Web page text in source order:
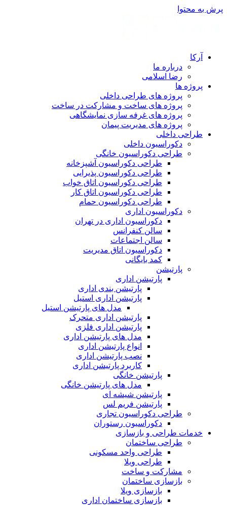
پرش به محتوا
آرکا
درباره ما
رضا اسلامی
پروژه ها
پروژه های طراحی داخلی
پروژه های ساخت و مشارکت در ساخت
پروژه های غرفه سازی نمایشگاهی
پروژه های مدیریت پیمان
طراحی داخلی
دکوراسیون داخلی
طراحی دکوراسیون خانگی
طراحی دکوراسیون آشپزخانه
طراحی دکوراسیون پذیرایی
طراحی دکوراسیون اتاق خواب
طراحی دکوراسیون اتاق کار
طراحی دکوراسیون حمام
دکوراسیون اداری
دکوراسیون اداری در تهران
سالن کنفرانس
سالن اجتماعات
دکوراسیون اتاق مدیریت
کمد بایگانی
پارتیشن
پارتیشن اداری
پارتیشن بندی اداری
پارتیشن اداری استیل
مدل های پارتیشن استیل
پارتیشن اداری متحرک
پارتیشن اداری فلزی
مدل های پارتیشن اداری
انواع پارتیشن اداری
نصب پارتیشن اداری
کاربرد پارتیشن اداری
پارتیشن خانگی
مدل های پارتیشن خانگی
پارتیشن شیشه ای
پارتیشن فریم لس
طراحی دکوراسیون تجاری
دکوراسیون رستوران
خدمات طراحی و بازسازی
طراحی ساختمان
طراحی واحد مسکونی
طراحی ویلا
مشارکت و ساخت
بازسازی ساختمان
بازسازی ویلا
بازسازی ساختمان اداری